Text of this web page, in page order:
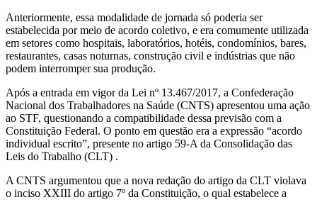
Anteriormente, essa modalidade de jornada só poderia ser
estabelecida por meio de acordo coletivo, e era comumente utilizada
em setores como hospitais, laboratórios, hotéis, condomínios, bares,
restaurantes, casas noturnas, construção civil e indústrias que não
podem interromper sua produção.
Após a entrada em vigor da Lei nº 13.467/2017, a Confederação
Nacional dos Trabalhadores na Saúde (CNTS) apresentou uma ação
ao STF, questionando a compatibilidade dessa previsão com a
Constituição Federal. O ponto em questão era a expressão “acordo
individual escrito”, presente no artigo 59-A da Consolidação das
Leis do Trabalho (CLT) .
A CNTS argumentou que a nova redação do artigo da CLT violava
o inciso XXIII do artigo 7º da Constituição, o qual estabelece a